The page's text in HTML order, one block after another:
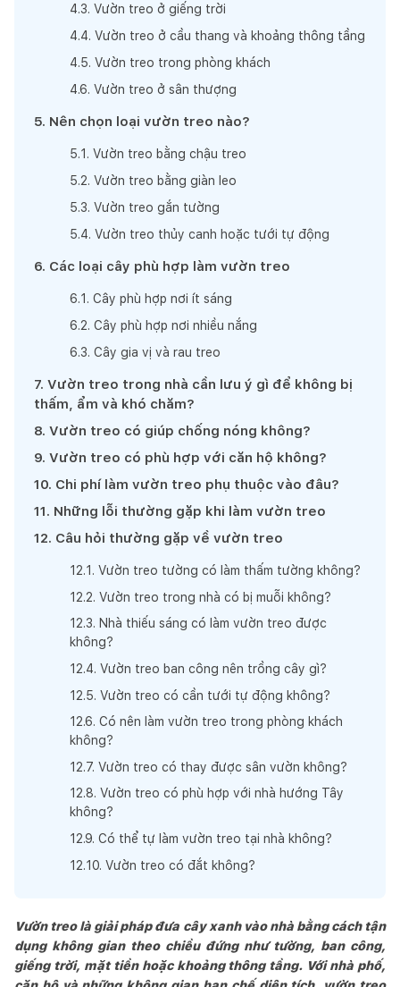
4.3. Vườn treo ở giếng trời
4.4. Vườn treo ở cầu thang và khoảng thông tầng
4.5. Vườn treo trong phòng khách
4.6. Vườn treo ở sân thượng
5. Nên chọn loại vườn treo nào?
5.1 . Vườn treo bằng chậu treo
5.2. Vườn treo bằng giàn leo
5.3. Vườn treo gắn tường
5.4. Vườn treo thủy canh hoặc tưới tự động
6. Các loại cây phù hợp làm vườn treo
6.1 . Cây phù hợp nơi ít sáng
6.2. Cây phù hợp nơi nhiều nắng
6.3. Cây gia vị và rau treo
7. Vườn treo trong nhà cần lưu ý gì để không bị
thấm, ẩm và khó chăm?
8. Vườn treo có giúp chống nóng không?
9. Vườn treo có phù hợp với căn hộ không?
10. Chi phí làm vườn treo phụ thuộc vào đâu?
11. Những lỗi thường gặp khi làm vườn treo
12. Câu hỏi thường gặp về vườn treo
12.1 . Vườn treo tường có làm thấm tường không?
12.2. Vườn treo trong nhà có bị muỗi không?
12.3. Nhà thiếu sáng có làm vườn treo được
không?
12.4. Vườn treo ban công nên trồng cây gì?
12.5. Vườn treo có cần tưới tự động không?
12.6. Có nên làm vườn treo trong phòng khách
không?
12.7. Vườn treo có thay được sân vườn không?
12.8. Vườn treo có phù hợp với nhà hướng Tây
không?
12.9. Có thể tự làm vườn treo tại nhà không?
12.10. Vườn treo có đắt không?
Vườn treo là giải pháp đưa cây xanh vào nhà bằng cách tận
dụng không gian theo chiều đứng như tường, ban công,
giếng trời, mặt tiền hoặc khoảng thông tầng. Với nhà phố,